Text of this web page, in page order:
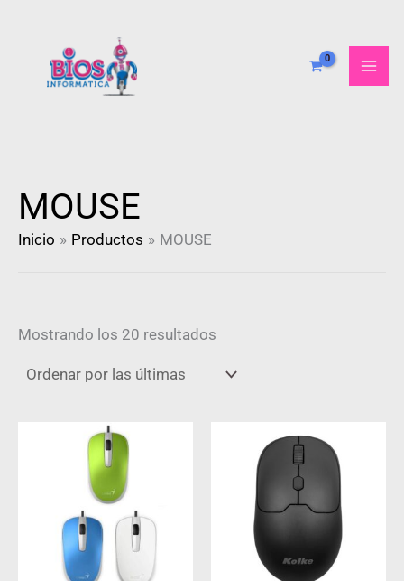
contenido
MOUSE
Inicio Productos MOUSE
Mostrando los 20 resultados